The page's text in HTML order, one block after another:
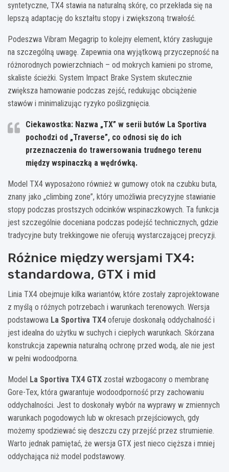
syntetyczne, TX4 stawia na naturalną skórę, co przekłada się na
lepszą adaptację do kształtu stopy i zwiększoną trwałość.
Podeszwa Vibram Megagrip to kolejny element, który zasługuje
na szczególną uwagę. Zapewnia ona wyjątkową przyczepność na
różnorodnych powierzchniach – od mokrych kamieni po strome,
skaliste ścieżki. System Impact Brake System skutecznie
zwiększa hamowanie podczas zejść, redukując obciążenie
stawów i minimalizując ryzyko poślizgnięcia.
Ciekawostka: Nazwa „TX” w serii butów La Sportiva
pochodzi od „Traverse”, co odnosi się do ich
przeznaczenia do trawersowania trudnego terenu
między wspinaczką a wędrówką.
Model TX4 wyposażono również w gumowy otok na czubku buta,
znany jako „climbing zone”, który umożliwia precyzyjne stawianie
stopy podczas prostszych odcinków wspinaczkowych. Ta funkcja
jest szczególnie doceniana podczas podejść technicznych, gdzie
tradycyjne buty trekkingowe nie oferują wystarczającej precyzji.
Różnice między wersjami TX4:
standardowa, GTX i mid
Linia TX4 obejmuje kilka wariantów, które zostały zaprojektowane
z myślą o różnych potrzebach i warunkach terenowych. Wersja
podstawowa La Sportiva TX4oferuje doskonałą oddychalność i
jest idealna do użytku w suchych i ciepłych warunkach. Skórzana
konstrukcja zapewnia naturalną ochronę przed wodą, ale nie jest
w pełni wodoodporna.
Model La Sportiva TX4 GTX został wzbogacony o membranę
Gore-Tex, która gwarantuje wodoodporność przy zachowaniu
oddychalności. Jest to doskonały wybór na wyprawy w zmiennych
warunkach pogodowych lub w okresach przejściowych, gdy
możemy spodziewać się deszczu czy przejść przez strumienie.
Warto jednak pamiętać, że wersja GTX jest nieco cięższa i mniej
oddychająca niż model podstawowy.